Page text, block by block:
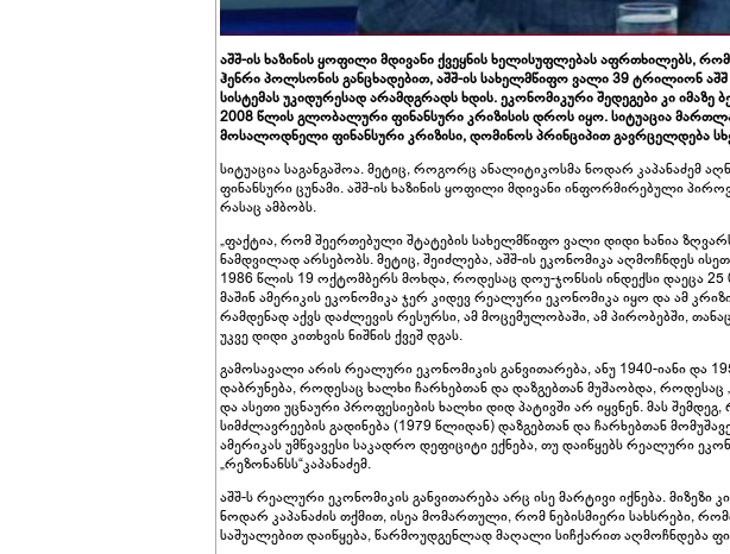
აშშ-ის ხაზინის ყოფილი მდივანი ქვეყნის ხელისუფლებას აფრთხილებს,
ჰენრი პოლსონის განცხადებით, აშშ-ის სახელმწიფო ვალი 39 ტრილიონ
სისტემას უკიდურესად არამდგრადს ხდის. ეკონომიკური შედეგები კი იმაზე
2008 წლის გლობალური ფინანსური კრიზისის დროს იყო. სიტუაცია
მოსალოდნელი ფინანსური კრიზისი, დომინოს პრინციპით გავრცელდება
სიტუაცია საგანგაშოა. მეტიც, როგორც ანალიტიკოსმა ნოდარ კაპანაძემ
ფინანსური ცუნამი. აშშ-ის ხაზინის ყოფილი მდივანი ინფორმირებული
რასაც ამბობს.
„ფაქტია, რომ შეერთებული შტატების სახელმწიფო ვალი დიდი ხანია
ნამდვილად არსებობს. მეტიც, შეიძლება, აშშ-ის ეკონომიკა აღმოჩნდეს
1986 წლის 19 ოქტომბერს მოხდა, როდესაც დოუ-ჯონსის ინდექსი დაეცა
მაშინ ამერიკის ეკონომიკა ჯერ კიდევ რეალური ეკონომიკა იყო და ამ
რამდენად აქვს დაძლევის რესურსი, ამ მოცემულობაში, ამ პირობებში,
უკვე დიდი კითხვის ნიშნის ქვეშ დგას.
გამოსავალი არის რეალური ეკონომიკის განვითარება, ანუ 1940-იანი და
დაბრუნება, როდესაც ხალხი ჩარხებთან და დაზგებთან მუშაობდა, როდესაც
და ასეთი უცნაური პროფესიების ხალხი დიდ პატივში არ იყვნენ. მას
სიმძლავრეების გადინება (1979 წლიდან) დაზგებთან და ჩარხებთან
ამერიკას უმწვავესი საკადრო დეფიციტი ექნება, თუ დაიწყებს რეალური
„რეზონანსს“კაპანაძემ.
აშშ-ს რეალური ეკონომიკის განვითარება არც ისე მარტივი იქნება. მიზეზი
ნოდარ კაპანაძის თქმით, ისეა მომართული, რომ ნებისმიერი სახსრები,
საშუალებით დაიწყება, წარმოუდგენლად მაღალი სიჩქარით აღმოჩნდება